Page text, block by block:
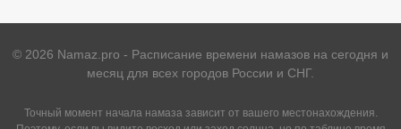
© 2026 Namaz.pro - Расписание времени намазов на сегодня и
месяц для всех городов России и СНГ.
Точный момент начала намаза зависит от вашего местонахождения.